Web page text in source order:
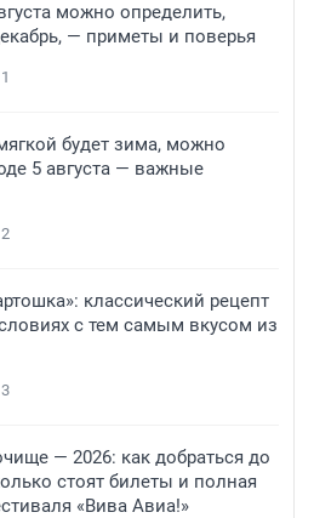
можно определить,
— приметы и поверья
будет зима, можно
5 августа — важные
классический рецепт
с тем самым вкусом из
— 2026: как добраться до
стоят билеты и полная
«Вива Авиа!»